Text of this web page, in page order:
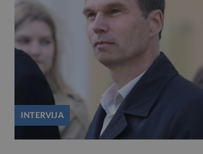
INTERVIJA